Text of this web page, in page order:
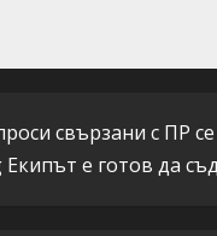
свързани с ПР
Екипът е готов да